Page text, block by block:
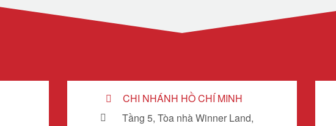
CHI NHÁNH HỒ CHÍ MINH
Tầng 5, Tòa nhà Winner Land,